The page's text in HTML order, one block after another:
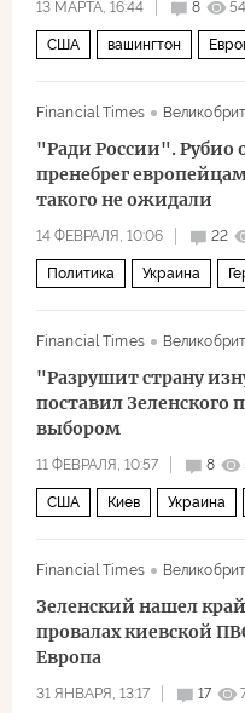
13 МАРТА, 16:44 8
США вашингтон
Financial Times
"Ради России". Рубио
пренебрег
такого не ожидали
14 ФЕВРАЛЯ, 10:06 22
Политика Украина
Financial Times
"Разрушит страну
поставил Зеленского
выбором
11 ФЕВРАЛЯ, 10:57 8
США Киев Украина
Financial Times
Зеленский нашел
провалах киевской
Европа
31 ЯНВАРЯ, 13:17 17